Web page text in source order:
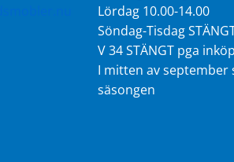
Lördag 10.00-14.00
Söndag-Tisdag
V 34 STÄNGT pga
I mitten av september
säsongen